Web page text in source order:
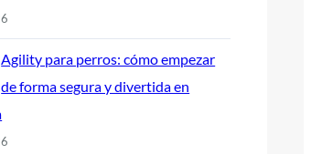
Agility para perros: cómo empezar
de forma segura y divertida en